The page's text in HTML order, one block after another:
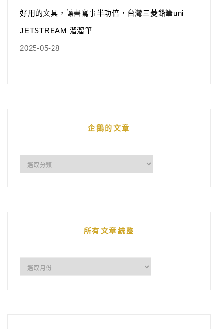
好用的文具，讓書寫事半功倍，台灣三菱鉛筆uni
JETSTREAM 溜溜筆
2025-05-28
企鵝的文章
所有文章統整